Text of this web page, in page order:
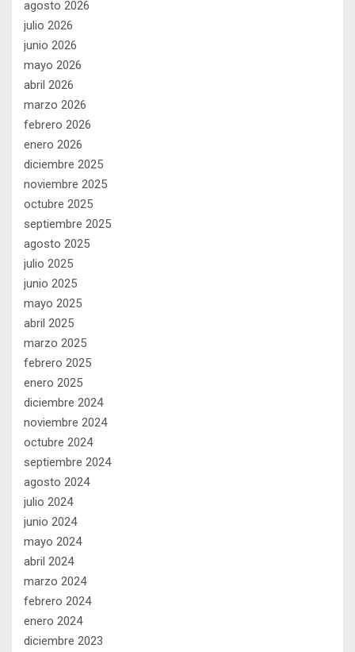
agosto 2026
julio 2026
junio 2026
mayo 2026
abril 2026
marzo 2026
febrero 2026
enero 2026
diciembre 2025
noviembre 2025
octubre 2025
septiembre 2025
agosto 2025
julio 2025
junio 2025
mayo 2025
abril 2025
marzo 2025
febrero 2025
enero 2025
diciembre 2024
noviembre 2024
octubre 2024
septiembre 2024
agosto 2024
julio 2024
junio 2024
mayo 2024
abril 2024
marzo 2024
febrero 2024
enero 2024
diciembre 2023